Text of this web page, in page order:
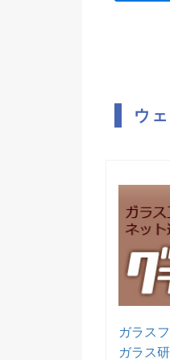
ウ
ガラス
ガラス